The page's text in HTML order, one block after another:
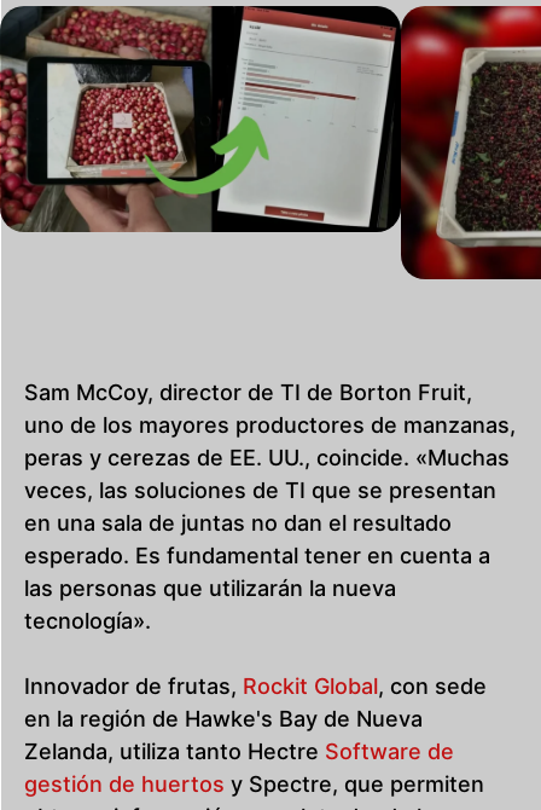
Sam McCoy, director de TI de Borton Fruit,
uno de los mayores productores de manzanas,
peras y cerezas de EE. UU., coincide. «Muchas
veces, las soluciones de TI que se presentan
en una sala de juntas no dan el resultado
esperado. Es fundamental tener en cuenta a
las personas que utilizarán la nueva
tecnología».
Innovador de frutas, Rockit Global, con sede
en la región de Hawke's Bay de Nueva
Zelanda, utiliza tanto Hectre Software de
gestión de huertos y Spectre, que permiten